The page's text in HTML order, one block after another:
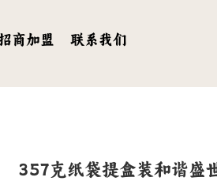
商加盟 联系我们
357克纸袋提盒装和谐盛